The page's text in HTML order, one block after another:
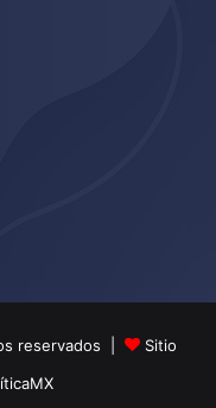
reservados |
Sitio